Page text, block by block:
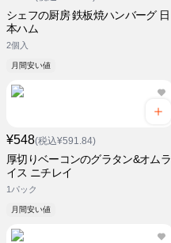
シェフの厨房 鉄板焼ハンバーグ 日
本ハム
2個入
月間安い値
¥548(税込¥591.84)
厚切りベーコンのグラタン&オムラ
イス ニチレイ
1パック
月間安い値